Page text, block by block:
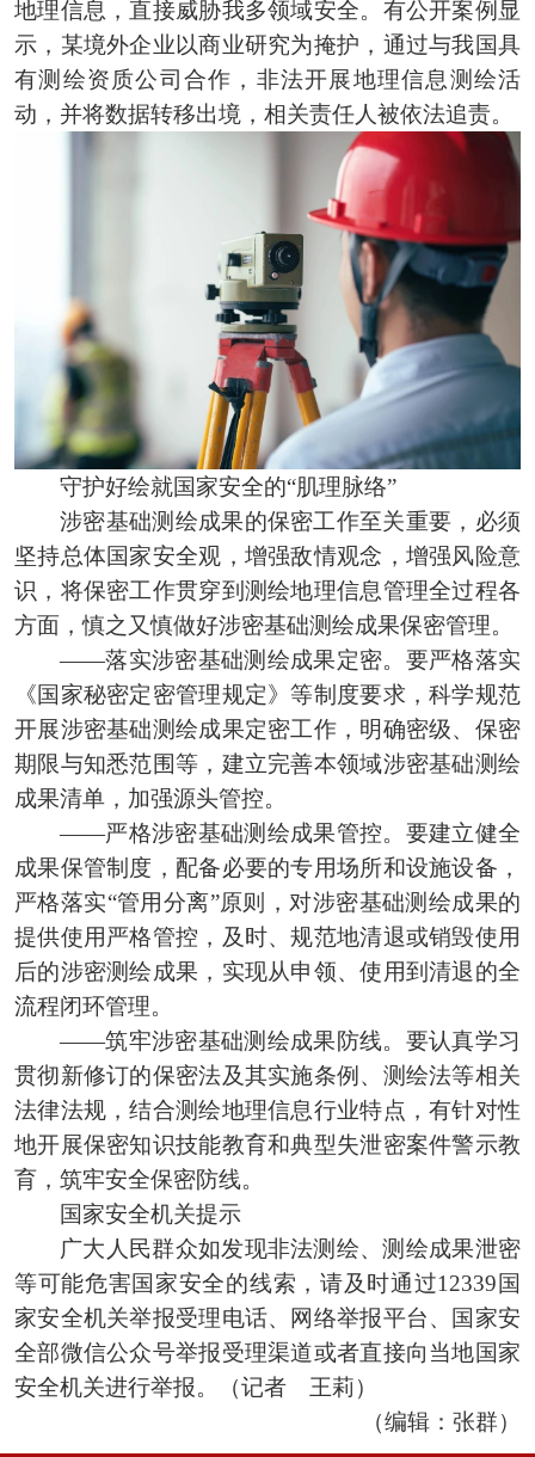
地理信息，直接威胁我多领域安全。有公开案例显
示，某境外企业以商业研究为掩护，通过与我国具
有测绘资质公司合作，非法开展地理信息测绘活
动，并将数据转移出境，相关责任人被依法追责。
守护好绘就国家安全的“肌理脉络”
涉密基础测绘成果的保密工作至关重要，必须
坚持总体国家安全观，增强敌情观念，增强风险意
识，将保密工作贯穿到测绘地理信息管理全过程各
方面，慎之又慎做好涉密基础测绘成果保密管理。
——落实涉密基础测绘成果定密。要严格落实
《国家秘密定密管理规定》等制度要求，科学规范
开展涉密基础测绘成果定密工作，明确密级、保密
期限与知悉范围等，建立完善本领域涉密基础测绘
成果清单，加强源头管控。
——严格涉密基础测绘成果管控。要建立健全
成果保管制度，配备必要的专用场所和设施设备，
严格落实“管用分离”原则，对涉密基础测绘成果的
提供使用严格管控，及时、规范地清退或销毁使用
后的涉密测绘成果，实现从申领、使用到清退的全
流程闭环管理。
——筑牢涉密基础测绘成果防线。要认真学习
贯彻新修订的保密法及其实施条例、测绘法等相关
法律法规，结合测绘地理信息行业特点，有针对性
地开展保密知识技能教育和典型失泄密案件警示教
育，筑牢安全保密防线。
国家安全机关提示
广大人民群众如发现非法测绘、测绘成果泄密
等可能危害国家安全的线索，请及时通过12339国
家安全机关举报受理电话、网络举报平台、国家安
全部微信公众号举报受理渠道或者直接向当地国家
安全机关进行举报。（记者 王莉）
（编辑：张群）